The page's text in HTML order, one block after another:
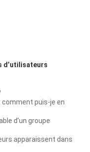
d’utilisateurs
comment puis-je en
d’un groupe
apparaissent dans